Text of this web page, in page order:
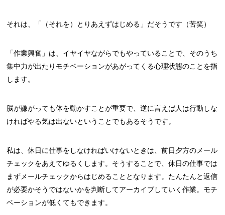
それは、「（それを）とりあえずはじめる」だそうです（苦笑）
「作業興奮」は、イヤイヤながらでもやっていることで、そのうち
集中力が出たりモチベーションがあがってくる心理状態のことを指
します。
脳が嫌がっても体を動かすことが重要で、逆に言えば人は行動しな
ければやる気は出ないということでもあるそうです。
私は、休日に仕事をしなければいけないときは、前日夕方のメール
チェックをあえてゆるくします。そうすることで、休日の仕事では
まずメールチェックからはじめることとなります。たんたんと返信
が必要かそうではないかを判断してアーカイブしていく作業。モチ
ベーションが低くてもできます。